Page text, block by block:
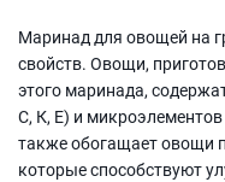
Маринад для овощей на
свойств. Овощи,
этого маринада,
С, К, Е) и
также обогащает овощи
которые способствуют